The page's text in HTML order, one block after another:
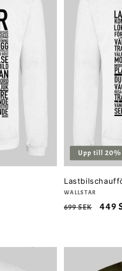
Upp till 20%
Säljare:
WALLSTAR
Ordinarie
699 SEK 449